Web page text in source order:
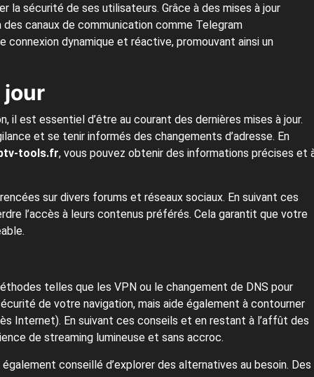
la sécurité de ses utilisateurs. Grâce à des mises à jour
canaux de communication comme Telegram
connexion dynamique et réactive, promouvant ainsi un
jour
il est essentiel d’être au courant des dernières mises à jour.
et se tenir informés des changements d’adresse. En
tools.fr, vous pouvez obtenir des informations précises et
sur divers forums et réseaux sociaux. En suivant ces
l’accès à leurs contenus préférés. Cela garantit que votre
telles que les VPN ou le changement de DNS pour
de votre navigation, mais aide également à contourner
Internet). En suivant ces conseils et en restant à l’affût des
de streaming lumineuse et sans accroc.
conseillé d’explorer des alternatives au besoin. Des